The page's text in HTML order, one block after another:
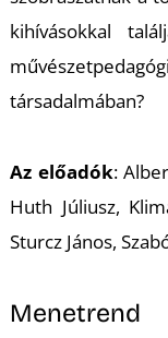
kihívásokkal
társadalmában?
Az előadók:
Huth Júliusz,
Sturcz János,
Menetrend